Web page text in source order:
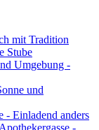
mit Tradition
Stube
Umgebung -
und
- Einladend anders
-